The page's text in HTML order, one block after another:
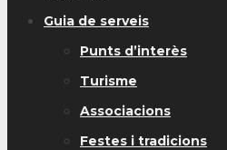
Guia de serveis
Punts d’interès
Turisme
Associacions
Festes i tradicions